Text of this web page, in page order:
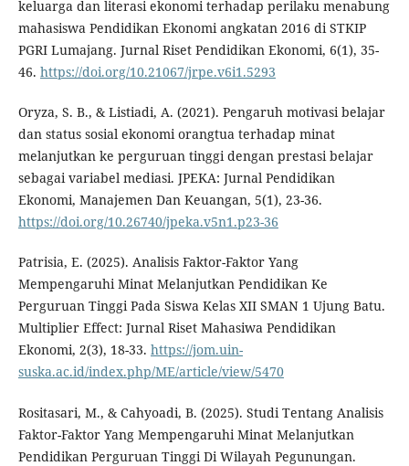
keluarga dan literasi ekonomi terhadap perilaku menabung
mahasiswa Pendidikan Ekonomi angkatan 2016 di STKIP
PGRI Lumajang. Jurnal Riset Pendidikan Ekonomi, 6(1), 35-
46. https://doi.org/10.21067/jrpe.v6i1.5293
Oryza, S. B., & Listiadi, A. (2021). Pengaruh motivasi belajar
dan status sosial ekonomi orangtua terhadap minat
melanjutkan ke perguruan tinggi dengan prestasi belajar
sebagai variabel mediasi. JPEKA: Jurnal Pendidikan
Ekonomi, Manajemen Dan Keuangan, 5(1), 23-36.
https://doi.org/10.26740/jpeka.v5n1.p23-36
Patrisia, E. (2025). Analisis Faktor-Faktor Yang
Mempengaruhi Minat Melanjutkan Pendidikan Ke
Perguruan Tinggi Pada Siswa Kelas XII SMAN 1 Ujung Batu.
Multiplier Effect: Jurnal Riset Mahasiwa Pendidikan
Ekonomi, 2(3), 18-33. https://jom.uin-
suska.ac.id/index.php/ME/article/view/5470
Rositasari, M., & Cahyoadi, B. (2025). Studi Tentang Analisis
Faktor-Faktor Yang Mempengaruhi Minat Melanjutkan
Pendidikan Perguruan Tinggi Di Wilayah Pegunungan.